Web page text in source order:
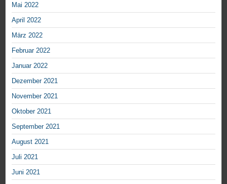
Mai 2022
April 2022
März 2022
Februar 2022
Januar 2022
Dezember 2021
November 2021
Oktober 2021
September 2021
August 2021
Juli 2021
Juni 2021